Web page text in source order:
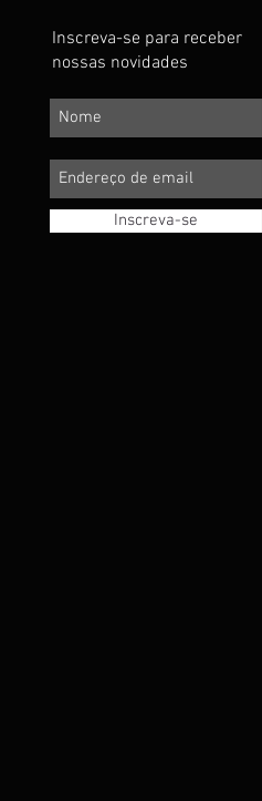
Inscreva-se para receber
nossas novidades
Inscreva-se